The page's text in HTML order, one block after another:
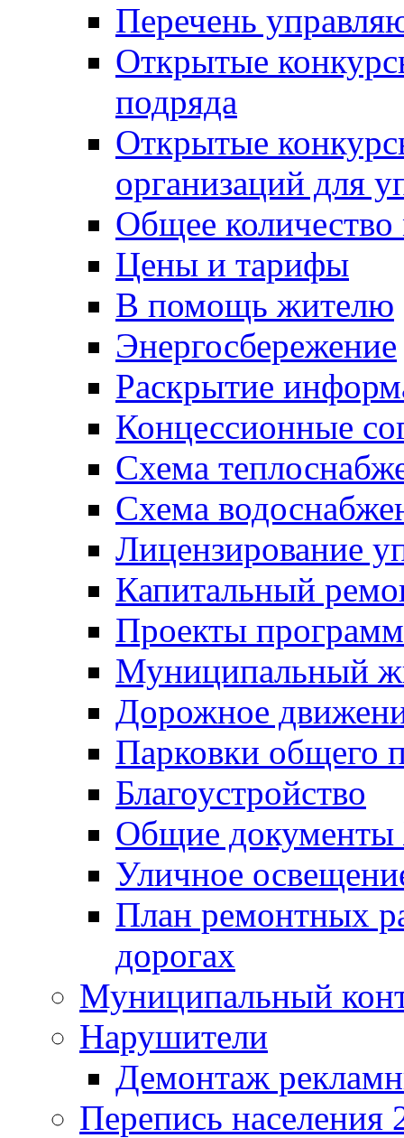
Перечень
Открытые
подряда
Открытые
организаций для
Общее
Цены и тарифы
В помощь жителю
Энергосбережение
Раскрытие
Концессионные
Схема
Схема
Лицензирование
Капитальный
Проекты программ
Муниципальный
Дорожное
Парковки общего
Благоустройство
Общие
Уличное
План ремонтных
дорогах
Муниципальный
Нарушители
Демонтаж
Перепись населения